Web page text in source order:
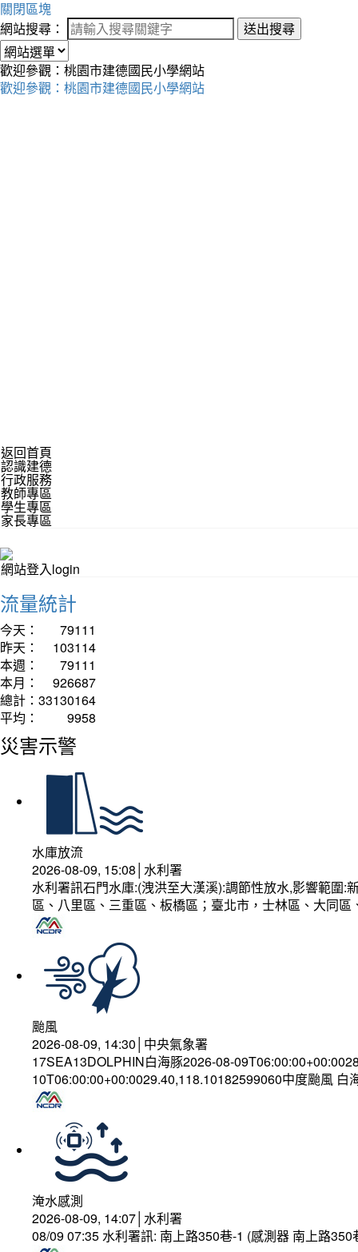
關閉區塊
網站搜尋：
送出搜尋
歡迎參觀：桃園市建德國民小學網站
歡迎參觀：桃園市建德國民小學網站
返回首頁
認識建德
行政服務
教師專區
學生專區
家長專區
網站登入login
流量統計
今天：
79111
昨天：
103114
本週：
79111
本月：
926687
總計： 33130164
平均：
9958
災害示警
水庫放流
2026-08-09, 15:08│水利署
水利署訊石門水庫:(洩洪至大漢溪):調節性放水,影響範圍
區、八里區、三重區、板橋區；臺北市，士林區、大同
颱風
2026-08-09, 14:30│中央氣象署
17SEA13DOLPHIN白海豚2026-08-
10T06:00:00+00:0029.40,118.10182599060中度颱風 白
淹水感測
2026-08-09, 14:07│水利署
08/09 07:35 水利署訊: 南上路350巷-1 (感測器 南上路